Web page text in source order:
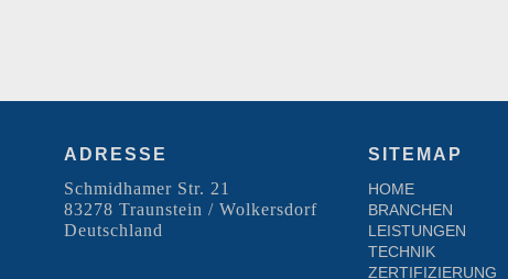
ADRESSE
Schmidhamer Str. 21
83278 Traunstein / Wolkersdorf
Deutschland
SITEMAP
HOME
BRANCHEN
LEISTUNGEN
TECHNIK
ZERTIFIZIERUNG